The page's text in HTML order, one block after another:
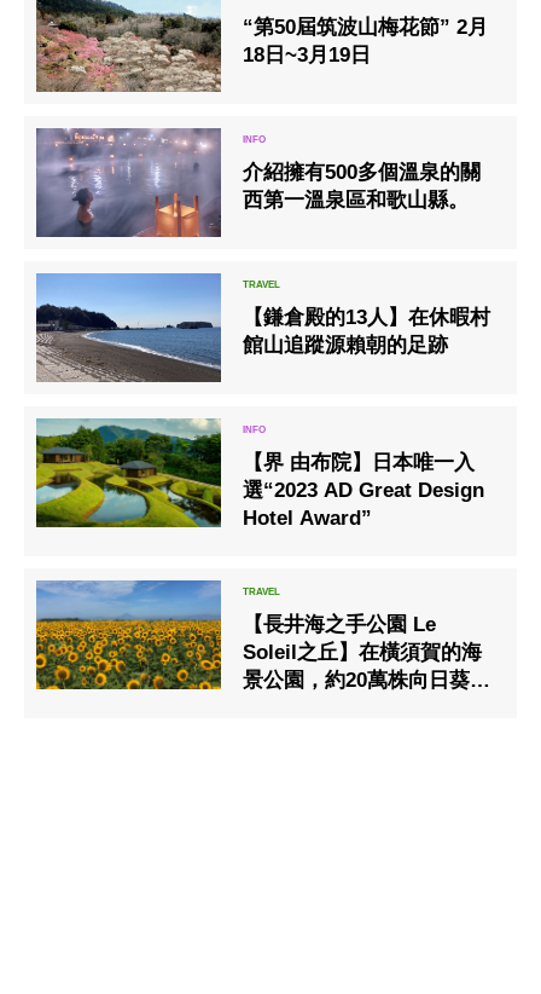
“第50屆筑波山梅花節” 2月
18日~3月19日
介紹擁有500多個溫泉的關
西第一溫泉區和歌山縣。
【鎌倉殿的13人】在休暇村
館山追蹤源賴朝的足跡
【界 由布院】日本唯一入
選“2023 AD Great Design
Hotel Award”
【長井海之手公園 Le
Soleil之丘】在橫須賀的海
景公園，約20萬株向日葵花